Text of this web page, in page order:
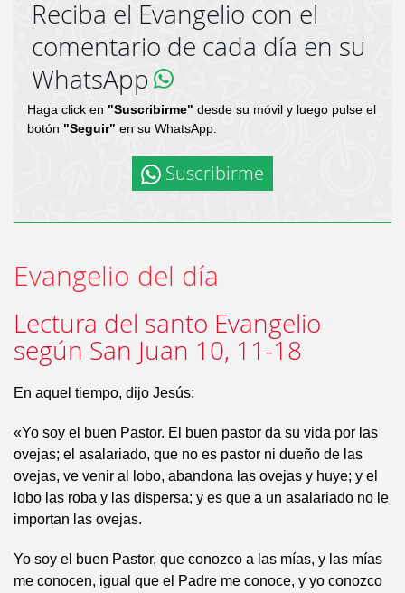
Reciba el Evangelio con el
comentario de cada día en su
WhatsApp
Haga click en "Suscribirme" desde su móvil y luego pulse el
botón "Seguir" en su WhatsApp.
Suscribirme
Evangelio del día
Lectura del santo Evangelio
según San Juan 10, 11-18
En aquel tiempo, dijo Jesús:
«Yo soy el buen Pastor. El buen pastor da su vida por las
ovejas; el asalariado, que no es pastor ni dueño de las
ovejas, ve venir al lobo, abandona las ovejas y huye; y el
lobo las roba y las dispersa; y es que a un asalariado no le
importan las ovejas.
Yo soy el buen Pastor, que conozco a las mías, y las mías
me conocen, igual que el Padre me conoce, y yo conozco